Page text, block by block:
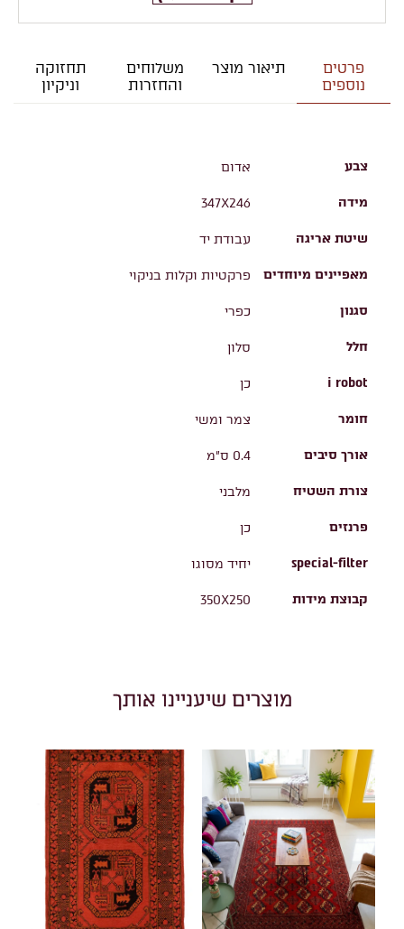
פרטים
נוספים
תיאור מוצר
משלוחים
והחזרות
תחזוקה
וניקיון
צבע אדום
מידה 347X246
שיטת אריגה עבודת יד
מאפיינים מיוחדים פרקטיות וקלות בניקוי
סגנון כפרי
חלל סלון
i robot כן
חומר צמר ומשי
אורך סיבים 0.4 ס"מ
צורת השטיח מלבני
פרנזים כן
special-filter יחיד מסוגו
קבוצת מידות 350X250
מוצרים שיעניינו אותך